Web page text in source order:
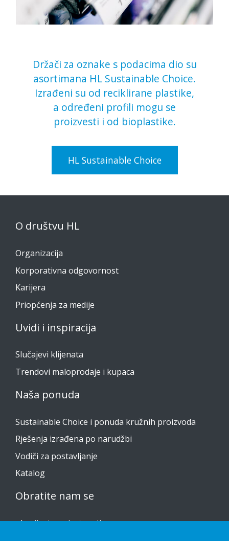
Držači za oznake s podacima dio su
asortimana HL Sustainable Choice.
Izrađeni su od reciklirane plastike,
a određeni profili mogu se
proizvesti i od bioplastike.
HL Sustainable Choice
O društvu HL
Organizacija
Korporativna odgovornost
Karijera
Priopćenja za medije
Uvidi i inspiracija
Slučajevi klijenata
Trendovi maloprodaje i kupaca
Naša ponuda
Sustainable Choice i ponuda kružnih proizvoda
Rješenja izrađena po narudžbi
Vodiči za postavljanje
Katalog
Obratite nam se
obavijest o privatnosti